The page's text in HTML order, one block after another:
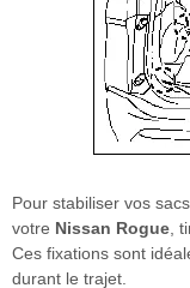
Pour stabiliser vos
votre Nissan Rogue ,
Ces fixations sont
durant le trajet.